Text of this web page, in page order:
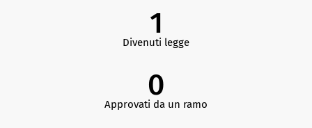
1
Divenuti legge
0
Approvati da un ramo